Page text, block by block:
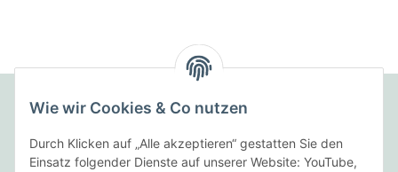
Folgende Zahlungsarten bieten wir an:
Wie wir Cookies & Co nutzen
Durch Klicken auf „Alle akzeptieren“ gestatten Sie den
Einsatz folgender Dienste auf unserer Website: YouTube,